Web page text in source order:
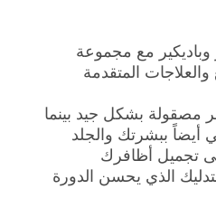
وباديكير مع مجموعة
المتقدمة
مصقولة بشكل جيد بينما
أيضاً ببشرتك والجلد
تجميل أظافرك
الذي يحسن الدورة